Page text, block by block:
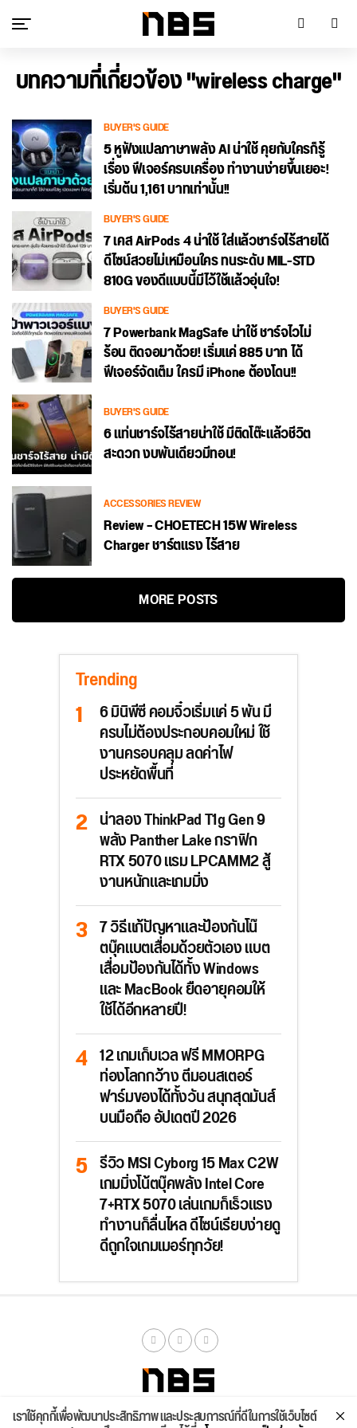
บทความที่เกี่ยวข้อง "wireless charge"
BUYER'S GUIDE
5 หูฟังแปลภาษาพลัง AI น่าใช้ คุยกับใครก็รู้
เรื่อง ฟีเจอร์ครบเครื่อง ทำงานง่ายขึ้นเยอะ!
เริ่มต้น 1,161 บาทเท่านั้น!!
BUYER'S GUIDE
7 เคส AirPods 4 น่าใช้ ใส่แล้วชาร์จไร้สายได้
ดีไซน์สวยไม่เหมือนใคร ทนระดับ MIL-STD
810G ของดีแบบนี้มีไว้ใช้แล้วอุ่นใจ!
BUYER'S GUIDE
7 Powerbank MagSafe น่าใช้ ชาร์จไวไม่
ร้อน ติดจอมาด้วย! เริ่มแค่ 885 บาท ได้
ฟีเจอร์จัดเต็ม ใครมี iPhone ต้องโดน!!
BUYER'S GUIDE
6 แท่นชาร์จไร้สายน่าใช้ มีติดโต๊ะแล้วชีวิต
สะดวก งบพันเดียวมีทอน!
ACCESSORIES REVIEW
Review – CHOETECH 15W Wireless
Charger ชาร์ตแรง ไร้สาย
MORE POSTS
Trending
6 มินิพีซี คอมจิ๋วเริ่มแค่ 5 พัน มี
ครบไม่ต้องประกอบคอมใหม่ ใช้
งานครอบคลุม ลดค่าไฟ
ประหยัดพื้นที่
น่าลอง ThinkPad T1g Gen 9
พลัง Panther Lake กราฟิก
RTX 5070 แรม LPCAMM2 สู้
งานหนักและเกมมิ่ง
7 วิธีแก้ปัญหาและป้องกันโน๊
ตบุ๊คแบตเสื่อมด้วยตัวเอง แบต
เสื่อมป้องกันได้ทั้ง Windows
และ MacBook ยืดอายุคอมให้
ใช้ได้อีกหลายปี!
12 เกมเก็บเวล ฟรี MMORPG
ท่องโลกกว้าง ตีมอนสเตอร์
ฟาร์มของได้ทั้งวัน สนุกสุดมันส์
บนมือถือ อัปเดตปี 2026
รีวิว MSI Cyborg 15 Max C2W
เกมมิ่งโน้ตบุ๊คพลัง Intel Core
7+RTX 5070 เล่นเกมก็เร็วแรง
ทำงานก็ลื่นไหล ดีไซน์เรียบง่ายดู
ดีถูกใจเกมเมอร์ทุกวัย!
เราใช้คุกกี้เพื่อพัฒนาประสิทธิภาพ และประสบการณ์ที่ดีในการใช้เว็บไซต์